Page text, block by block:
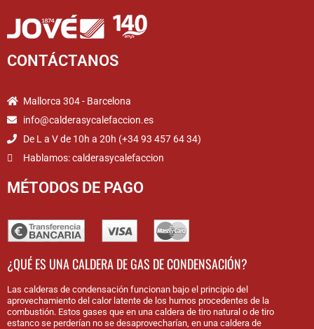
CONTÁCTANOS
Mallorca 304 - Barcelona
info@calderasycalefaccion.es
De L a V de 10h a 20h (+34 93 457 64 34)
Hablamos: calderasycalefaccion
MÉTODOS DE PAGO
¿QUÉ ES UNA CALDERA DE GAS DE CONDENSACIÓN?
Las calderas de condensación funcionan bajo el principio del
aprovechamiento del calor latente de los humos procedentes de la
combustión. Estos gases que en una caldera de tiro natural o de tiro
estanco se perderían no se desaprovecharían, en una caldera de